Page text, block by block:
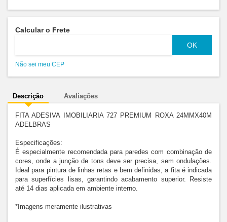
Calcular o Frete
Não sei meu CEP
Descrição Avaliações
FITA ADESIVA IMOBILIARIA 727 PREMIUM ROXA 24MMX40M
ADELBRAS
Especificações:
É especialmente recomendada para paredes com combinação de
cores, onde a junção de tons deve ser precisa, sem ondulações.
Ideal para pintura de linhas retas e bem definidas, a fita é indicada
para superfícies lisas, garantindo acabamento superior. Resiste
até 14 dias aplicada em ambiente interno.
*Imagens meramente ilustrativas